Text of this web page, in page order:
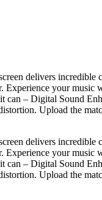
delivers
your music
– Digital Sound
Upload the
delivers
your music
– Digital Sound
Upload the